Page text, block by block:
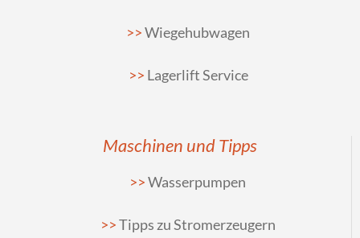
Wiegehubwagen
Lagerlift Service
Maschinen und Tipps
Wasserpumpen
Tipps zu Stromerzeugern